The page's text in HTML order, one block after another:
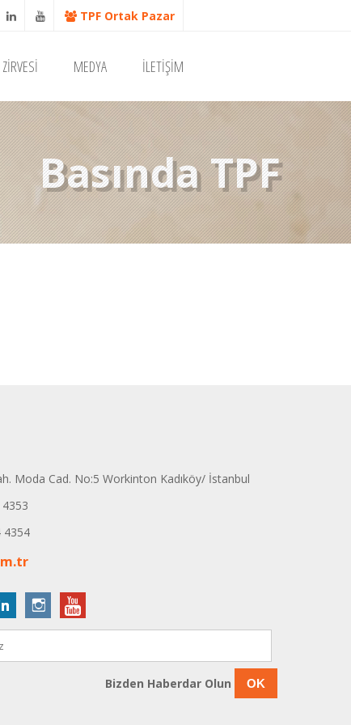
TPF Ortak Pazar
MEDYA İLETİŞİM
Basında TPF
Moda Cad. No:5 Workinton Kadıköy/ İstanbul
Bizden Haberdar Olun OK